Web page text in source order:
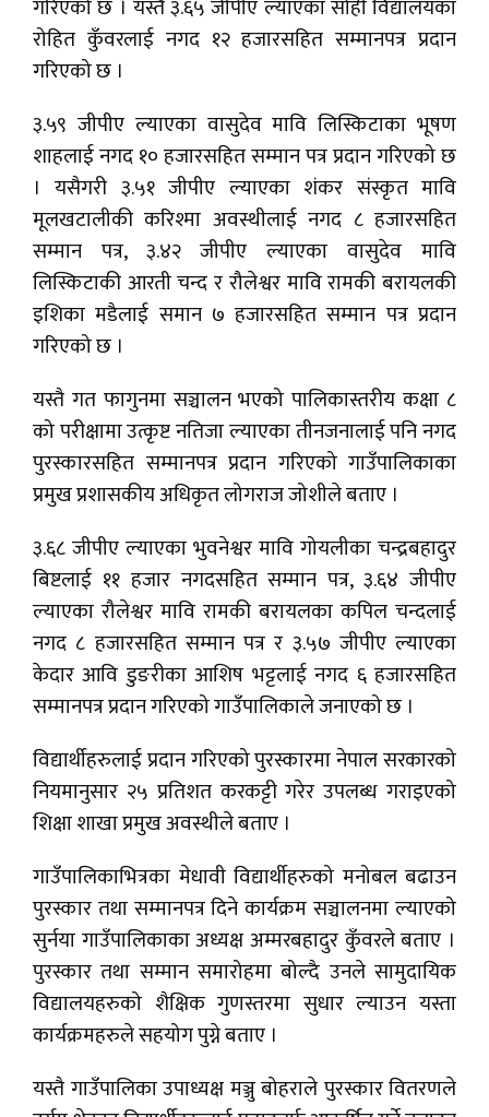
गरिएको छ । यस्तै ३.६५ जीपीए ल्याएका सोही विद्यालयका
रोहित कुँवरलाई नगद १२ हजारसहित सम्मानपत्र प्रदान
गरिएको छ ।
३.५९ जीपीए ल्याएका वासुदेव मावि लिस्किटाका भूषण
शाहलाई नगद १० हजारसहित सम्मान पत्र प्रदान गरिएको छ
। यसैगरी ३.५१ जीपीए ल्याएका शंकर संस्कृत मावि
मूलखटालीकी करिश्मा अवस्थीलाई नगद ८ हजारसहित
सम्मान पत्र, ३.४२ जीपीए ल्याएका वासुदेव मावि
लिस्किटाकी आरती चन्द र रौलेश्वर मावि रामकी बरायलकी
इशिका मडैलाई समान ७ हजारसहित सम्मान पत्र प्रदान
गरिएको छ ।
यस्तै गत फागुनमा सञ्चालन भएको पालिकास्तरीय कक्षा ८
को परीक्षामा उत्कृष्ट नतिजा ल्याएका तीनजनालाई पनि नगद
पुरस्कारसहित सम्मानपत्र प्रदान गरिएको गाउँपालिकाका
प्रमुख प्रशासकीय अधिकृत लोगराज जोशीले बताए ।
३.६८ जीपीए ल्याएका भुवनेश्वर मावि गोयलीका चन्द्रबहादुर
बिष्टलाई ११ हजार नगदसहित सम्मान पत्र, ३.६४ जीपीए
ल्याएका रौलेश्वर मावि रामकी बरायलका कपिल चन्दलाई
नगद ८ हजारसहित सम्मान पत्र र ३.५७ जीपीए ल्याएका
केदार आवि डुङरीका आशिष भट्टलाई नगद ६ हजारसहित
सम्मानपत्र प्रदान गरिएको गाउँपालिकाले जनाएको छ ।
विद्यार्थीहरुलाई प्रदान गरिएको पुरस्कारमा नेपाल सरकारको
नियमानुसार २५ प्रतिशत करकट्टी गरेर उपलब्ध गराइएको
शिक्षा शाखा प्रमुख अवस्थीले बताए ।
गाउँपालिकाभित्रका मेधावी विद्यार्थीहरुको मनोबल बढाउन
पुरस्कार तथा सम्मानपत्र दिने कार्यक्रम सञ्चालनमा ल्याएको
सुर्नया गाउँपालिकाका अध्यक्ष अम्मरबहादुर कुँवरले बताए ।
पुरस्कार तथा सम्मान समारोहमा बोल्दै उनले सामुदायिक
विद्यालयहरुको शैक्षिक गुणस्तरमा सुधार ल्याउन यस्ता
कार्यक्रमहरुले सहयोग पुग्ने बताए ।
यस्तै गाउँपालिका उपाध्यक्ष मञ्जु बोहराले पुरस्कार वितरणले